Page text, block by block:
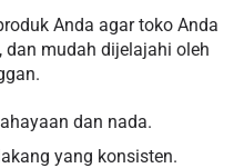
Anda agar toko Anda
dan mudah dijelajahi oleh
dan nada.
yang konsisten.